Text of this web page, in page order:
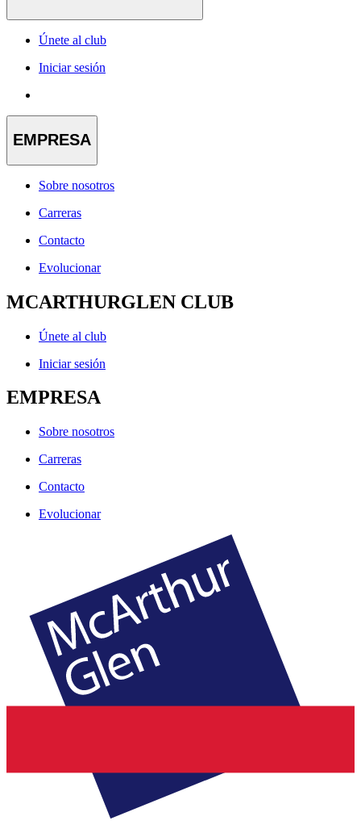
Únete al club
Iniciar sesión
EMPRESA
Sobre nosotros
Carreras
Contacto
Evolucionar
MCARTHURGLEN CLUB
Únete al club
Iniciar sesión
EMPRESA
Sobre nosotros
Carreras
Contacto
Evolucionar